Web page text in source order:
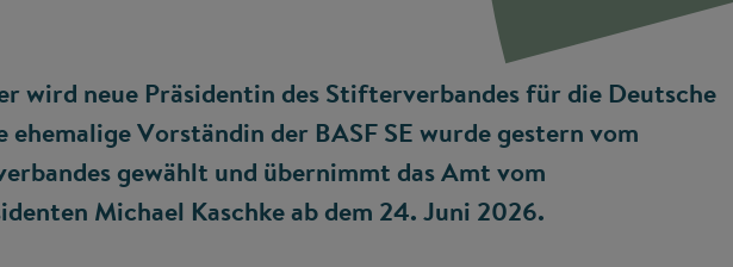
wird neue Präsidentin des Stifterverbandes für die Deutsche
ehemalige Vorständin der BASF SE wurde gestern vom
gewählt und übernimmt das Amt vom
Michael Kaschke ab dem 24. Juni 2026.